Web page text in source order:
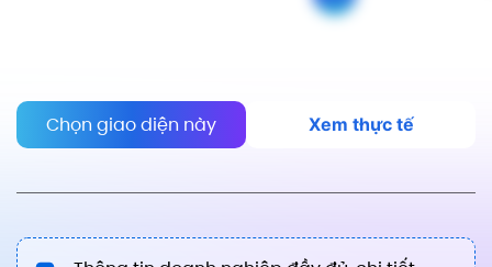
Chọn giao diện này Xem thực tế